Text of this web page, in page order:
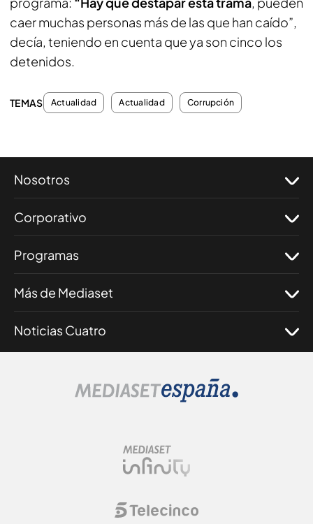
caer muchas personas más de las que han caído”,
decía, teniendo en cuenta que ya son cinco los
detenidos.
TEMAS Actualidad Actualidad Corrupción
Nosotros
Corporativo
Programas
Más de Mediaset
Noticias Cuatro